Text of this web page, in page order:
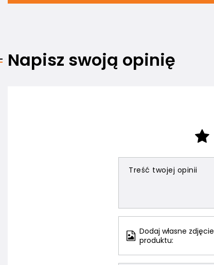
Napisz swoją opinię
Treść twojej opinii
Dodaj własne zdjęcie
produktu: